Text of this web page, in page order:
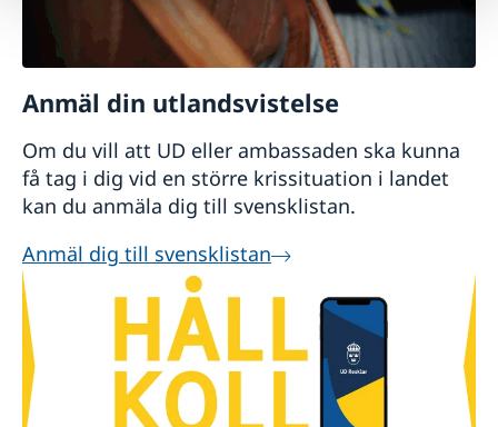
Anmäl din utlandsvistelse
Om du vill att UD eller ambassaden ska kunna
få tag i dig vid en större krissituation i landet
kan du anmäla dig till svensklistan.
Anmäl dig till svensklistan